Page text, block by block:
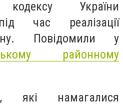
кодексу України
час реалізації
Повідомили у
районному
які намагалися